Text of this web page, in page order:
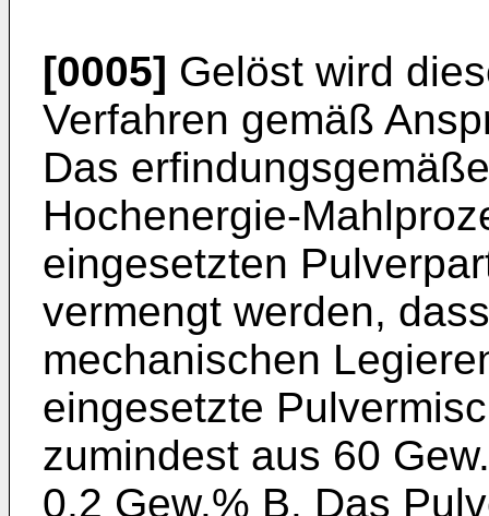
[0005] Gelöst wird
Verfahren gemäß
Das
Hochenergie-
eingesetzten
vermengt werden,
mechanischen
eingesetzte
zumindest aus 60
0,2 Gew.% B. Das